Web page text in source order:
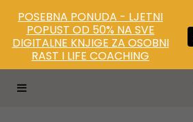
POSEBNA PONUDA - LJETNI
POPUST OD 50% NA SVE
DIGITALNE KNJIGE ZA OSOBNI
RAST I LIFE COACHING